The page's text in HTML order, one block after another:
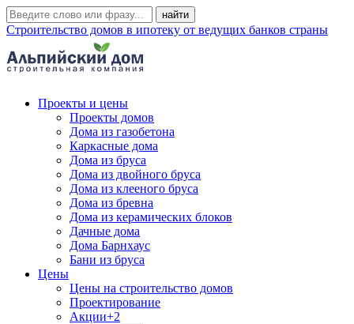
Строительство домов в ипотеку от ведущих банков страны
Проекты и цены
Проекты домов
Дома из газобетона
Каркасные дома
Дома из бруса
Дома из двойного бруса
Дома из клееного бруса
Дома из бревна
Дома из керамических блоков
Дачные дома
Дома Барнхаус
Бани из бруса
Цены
Цены на строительство домов
Проектирование
Акции+2